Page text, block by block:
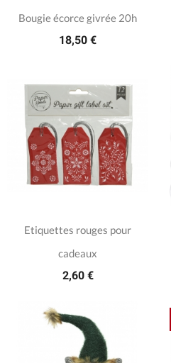
Bougie écorce givrée 20h
18,50 €
Etiquettes rouges pour
cadeaux
2,60 €